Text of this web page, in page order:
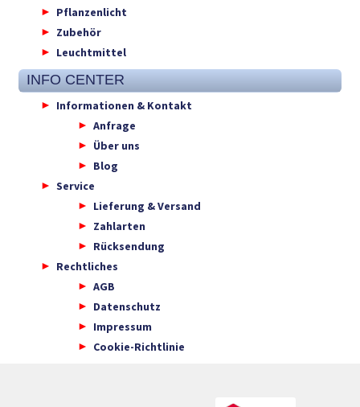
Pflanzenlicht
Zubehör
Leuchtmittel
INFO CENTER
Informationen & Kontakt
Anfrage
Über uns
Blog
Service
Lieferung & Versand
Zahlarten
Rücksendung
Rechtliches
AGB
Datenschutz
Impressum
Cookie-Richtlinie